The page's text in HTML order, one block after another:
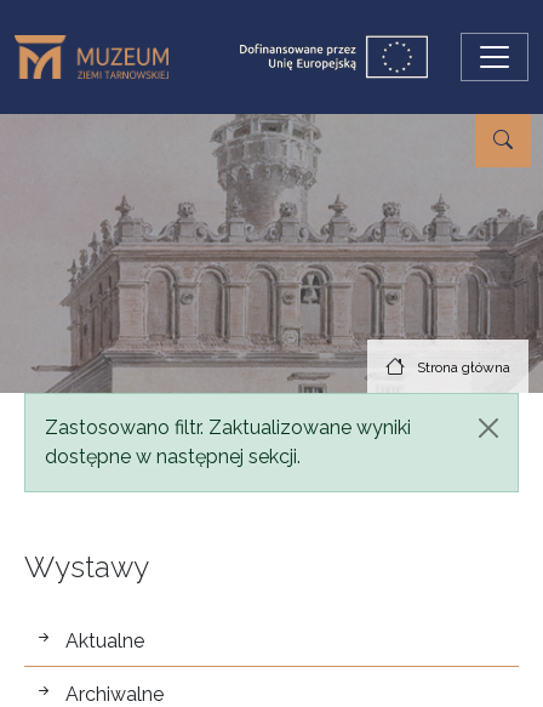
Strona główna
Komunikat
Zastosowano filtr. Zaktualizowane wyniki
dostępne w następnej sekcji.
Wystawy
wystawy
Aktualne
Archiwalne